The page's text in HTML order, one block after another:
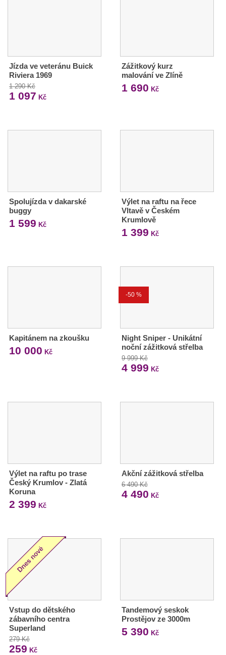
Jízda ve veteránu Buick
Riviera 1969
1 290 Kč
1 097 Kč
Zážitkový kurz
malování ve Zlíně
1 690 Kč
Spolujízda v dakarské
buggy
1 599 Kč
Výlet na raftu na řece
Vltavě v Českém
Krumlově
1 399 Kč
Kapitánem na zkoušku
10 000 Kč
-50 %
Night Sniper - Unikátní
noční zážitková střelba
9 999 Kč
4 999 Kč
Výlet na raftu po trase
Český Krumlov - Zlatá
Koruna
2 399 Kč
Akční zážitková střelba
6 490 Kč
4 490 Kč
Vstup do dětského
zábavního centra
Superland
279 Kč
259 Kč
Tandemový seskok
Prostějov ze 3000m
5 390 Kč